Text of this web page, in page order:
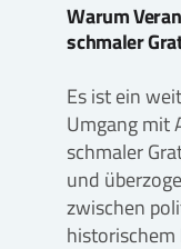
Warum
schmaler
Es ist ein
Umgang mit
schmaler
und
zwischen
historischem